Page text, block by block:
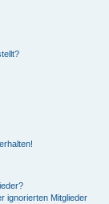
ignorierten Mitglieder